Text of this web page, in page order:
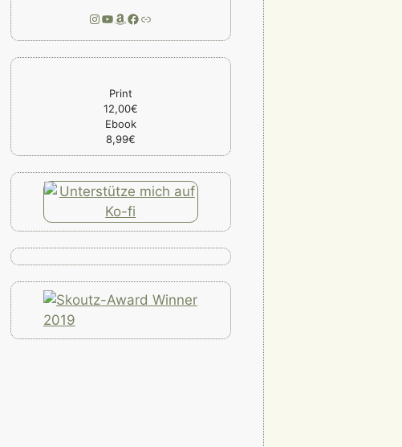
Instagram
YouTube
Amazon
Facebook
Link
Print
12,00€
Ebook
8,99€